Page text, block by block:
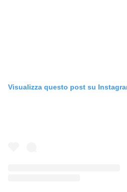
Visualizza questo post su